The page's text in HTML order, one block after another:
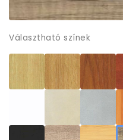
Választható színek